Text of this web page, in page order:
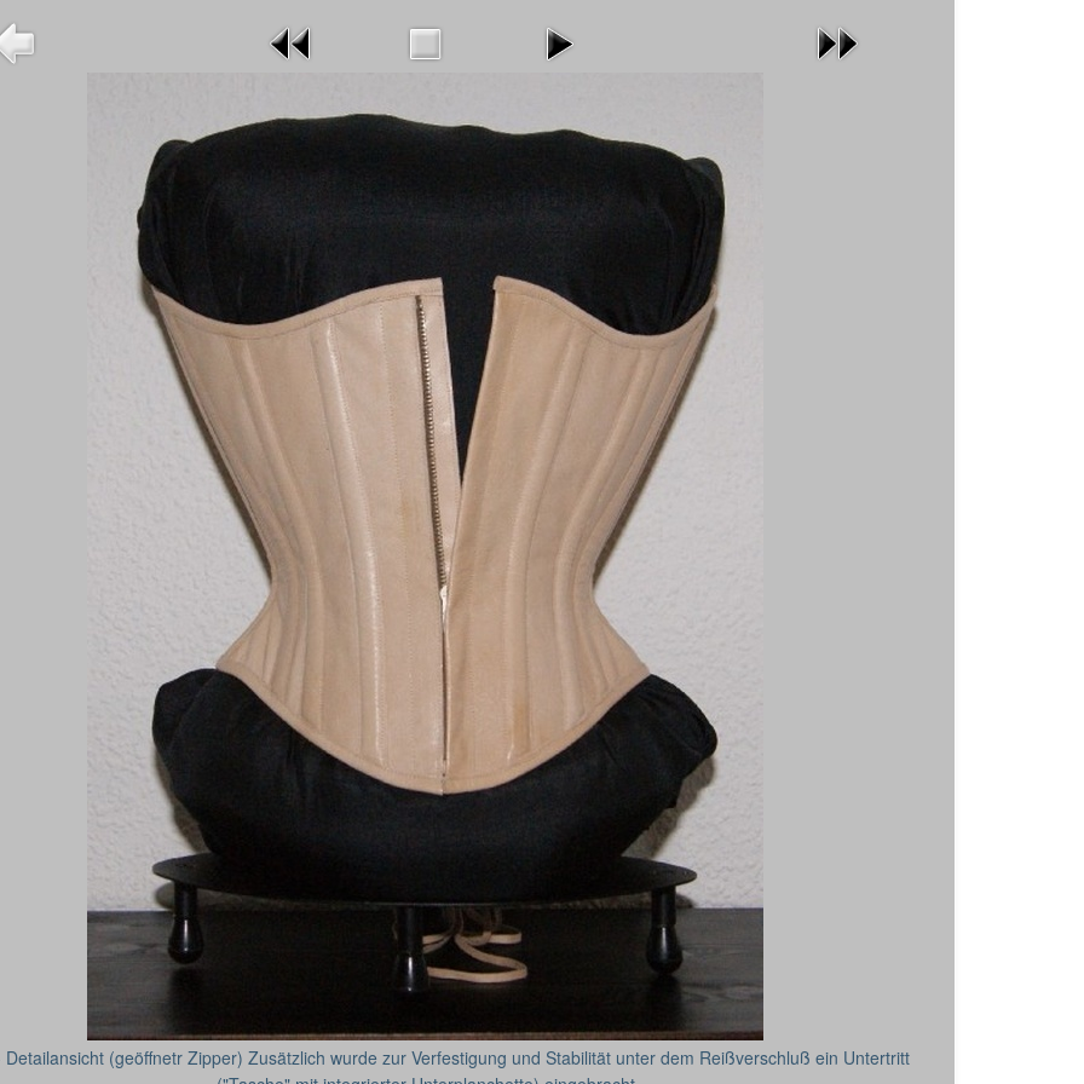
Detailansicht (geöffnetr Zipper) Zusätzlich wurde zur Verfestigung und Stabilität unter dem Reißverschluß ein Untertritt